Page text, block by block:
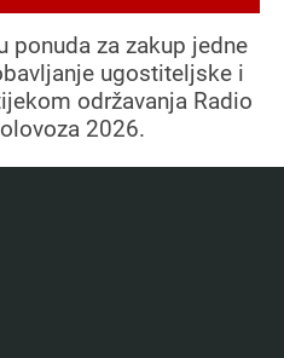
ponuda za zakup jedne
ugostiteljske i
održavanja Radio
2026.